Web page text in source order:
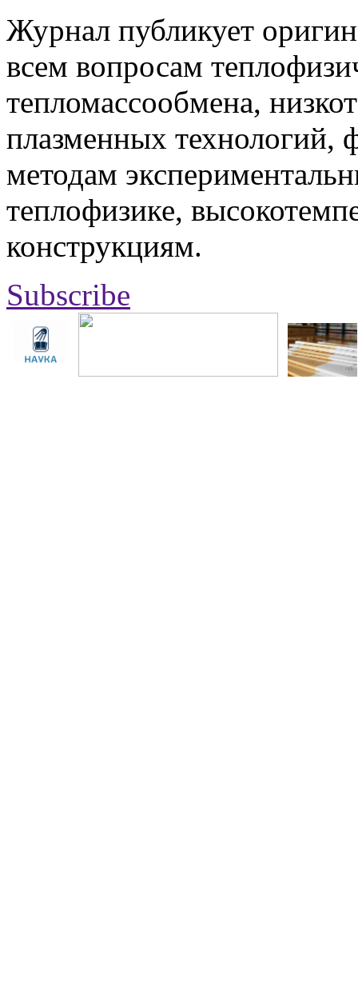
Журнал публикует
всем вопросам
тепломассообмена,
плазменных технологий,
методам
теплофизике,
конструкциям.
Subscribe